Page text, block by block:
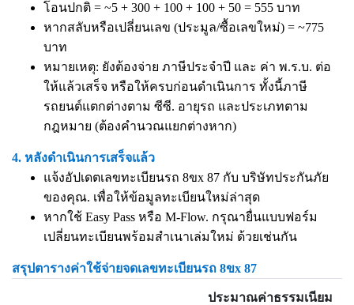
โอนปกติ = ~5 + 300 + 100 + 100 + 50 = 555 บาท
หากสลับหรือเปลี่ยนเลข (ประมูล/ซื้อเลขใหม่) = ~775
บาท
หมายเหตุ: ยังต้องจ่าย ภาษีประจำปี และ ค่า พ.ร.บ. ต่อ
ให้แล้วเสร็จ หรือให้ครบก่อนดำเนินการ ทั้งนี้ภาษี
รถยนต์แตกต่างตาม ซีซี. อายุรถ และประเภทตาม
กฎหมาย (ต้องคำนวณแยกต่างหาก)
4. หลังดำเนินการเสร็จแล้ว
แจ้งอัปเดตเลขทะเบียนรถ 8ขx 87 กับ บริษัทประกันภัย
ของคุณ. เพื่อให้ข้อมูลทะเบียนใหม่ล่าสุด
หากใช้ Easy Pass หรือ M-Flow. กรุณายื่นแบบฟอร์ม
เปลี่ยนทะเบียนพร้อมสำเนาเล่มใหม่ ด้วยเช่นกัน
สรุปตารางค่าใช้จ่ายจดเลขทะเบียนรถ 8ขx 87
ประมาณค่าธรรมเนียม